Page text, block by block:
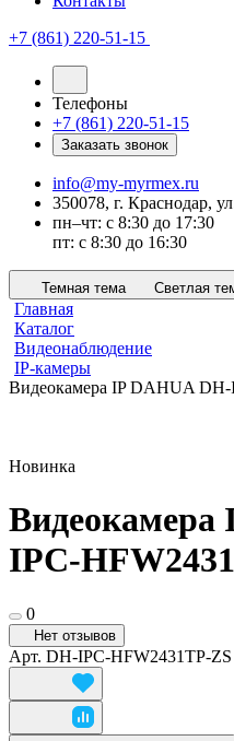
+7 (861) 220-51-15
Телефоны
+7 (861) 220-51-15
Заказать звонок
info@my-myrmex.ru
350078, г. Краснодар,
пн–чт: с 8:30 до 17:30
пт: с 8:30 до 16:30
Темная тема Светлая
Главная
Каталог
Видеонаблюдение
IP-камеры
Видеокамера IP DAHUA
Новинка
Видеокамера
IPC-
0
Нет отзывов
Арт. DH-IPC-HFW2431TP-ZS